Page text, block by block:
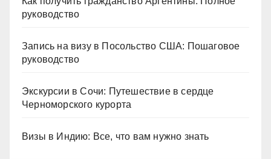
руководство
Запись на визу в Посольство США: Пошаговое
руководство
Экскурсии в Сочи: Путешествие в сердце
Черноморского курорта
Визы в Индию: Все, что вам нужно знать